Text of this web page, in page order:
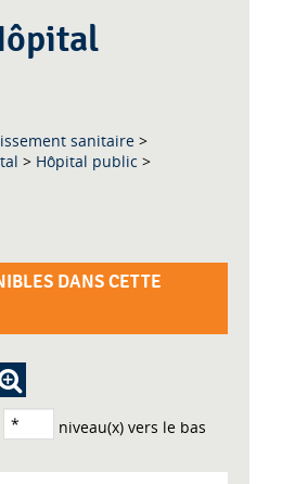
sanitaire >
> Hôpital public >
DANS CETTE
niveau(x) vers le bas